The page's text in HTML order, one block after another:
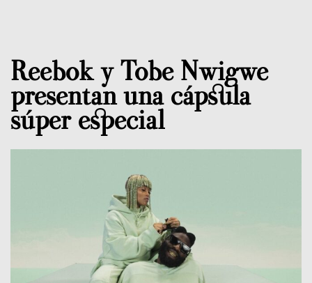
Reebok y Tobe Nwigwe
presentan una cápsula
súper especial